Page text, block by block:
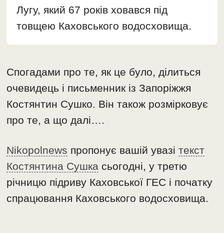
Лугу, який 67 років ховався під
товщею Каховського водосховища.
Спогадами про те, як це було, ділиться
очевидець і письменник із Запоріжжя
Костянтин Сушко. Він також розмірковує
про те, а що далі….
Nikopolnews пропонує вашій увазітекст
Костянтина Сушка сьогодні, у третю
річницю підриву Каховської ГЕС і початку
спрацювання Каховського водосховища.